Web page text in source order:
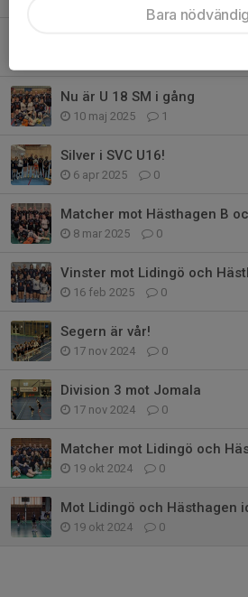
Nu är U 18 SM i gång
10 maj 2025 1
Silver i SVC U16!
6 apr 2025 0
Matcher mot Hästhagen B
8 mar 2025 0
Vinster mot Lidingö och
16 feb 2025 0
Segern är vår!
17 nov 2024 0
Division 3 mot Jomala
17 nov 2024 0
Matcher mot Lidingö och
19 okt 2024 0
Mot Lidingö och Hästhagen
19 okt 2024 0
Bara